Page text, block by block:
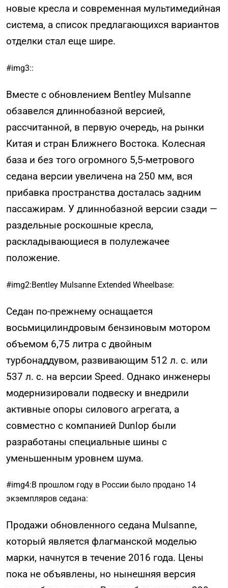
новые кресла и современная мультимедийная
система, а список предлагающихся вариантов
отделки стал еще шире.
#img3::
Вместе с обновлением Bentley Mulsanne
обзавелся длиннобазной версией,
рассчитанной, в первую очередь, на рынки
Китая и стран Ближнего Востока. Колесная
база и без того огромного 5,5-метрового
седана версии увеличена на 250 мм, вся
прибавка пространства досталась задним
пассажирам. У длиннобазной версии сзади —
раздельные роскошные кресла,
раскладывающиеся в полулежачее
положение.
#img2:Bentley Mulsanne Extended Wheelbase:
Седан по-прежнему оснащается
восьмицилиндровым бензиновым мотором
объемом 6,75 литра с двойным
турбонаддувом, развивающим 512 л. с. или
537 л. с. на версии Speed. Однако инженеры
модернизировали подвеску и внедрили
активные опоры силового агрегата, а
совместно с компанией Dunlop были
разработаны специальные шины с
уменьшенным уровнем шума.
#img4:В прошлом году в России было продано 14
экземпляров седана:
Продажи обновленного седана Mulsanne,
который является флагманской моделью
марки, начнутся в течение 2016 года. Цены
пока не объявлены, но нынешняя версия